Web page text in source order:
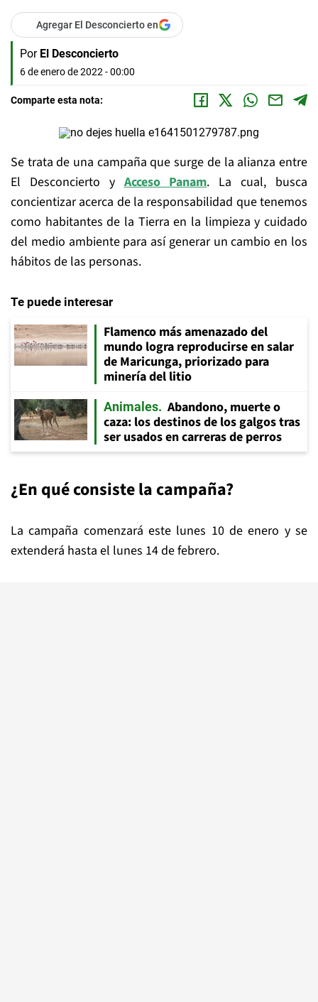
Agregar El Desconcierto en
Por El Desconcierto
6 de enero de 2022 - 00:00
Comparte esta nota:
Se trata de una campaña que surge de la alianza entre
El Desconcierto yAcceso Panam. La cual, busca
concientizar acerca de la responsabilidad que tenemos
como habitantes de la Tierra en la limpieza y cuidado
del medio ambiente para así generar un cambio en los
hábitos de las personas.
Te puede interesar
Flamenco más amenazado del
mundo logra reproducirse en salar
de Maricunga, priorizado para
minería del litio
Animales
Abandono, muerte o
caza: los destinos de los galgos tras
ser usados en carreras de perros
¿En qué consiste la campaña?
La campaña comenzará este lunes 10 de enero y se
extenderá hasta el lunes 14 de febrero.